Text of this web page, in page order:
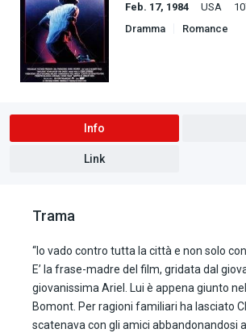
Feb. 17, 1984 USA
Dramma
Romance
Info
Link
Trama
“Io vado contro tutta la città e non solo
E’ la frase-madre del film, gridata dal
giovanissima Ariel. Lui è appena giunto
Bomont. Per ragioni familiari ha lasciato
scatenava con gli amici abbandonandosi